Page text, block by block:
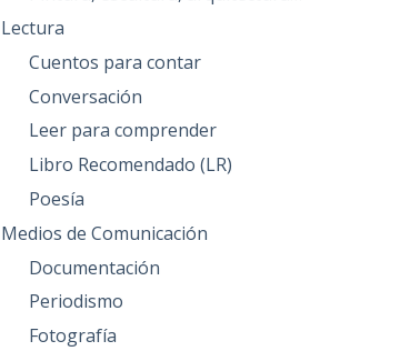
Lectura
Cuentos para contar
Conversación
Leer para comprender
Libro Recomendado (LR)
Poesía
Medios de Comunicación
Documentación
Periodismo
Fotografía